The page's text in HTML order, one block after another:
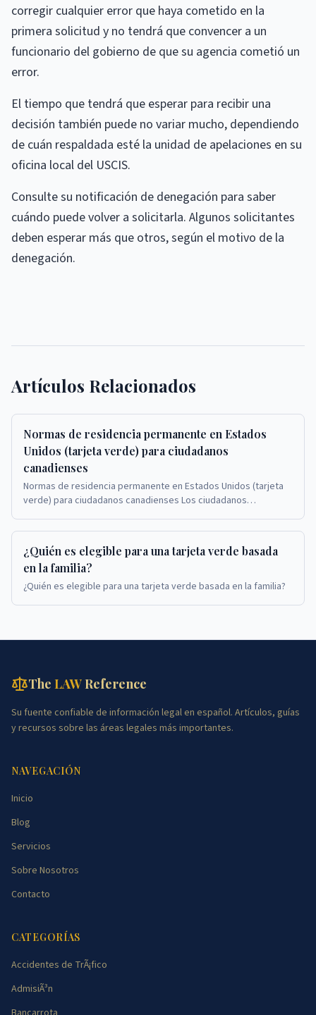
corregir cualquier error que haya cometido en la
primera solicitud y no tendrá que convencer a un
funcionario del gobierno de que su agencia cometió un
error.
El tiempo que tendrá que esperar para recibir una
decisión también puede no variar mucho, dependiendo
de cuán respaldada esté la unidad de apelaciones en su
oficina local del USCIS.
Consulte su notificación de denegación para saber
cuándo puede volver a solicitarla. Algunos solicitantes
deben esperar más que otros, según el motivo de la
denegación.
Artículos Relacionados
Normas de residencia permanente en Estados
Unidos (tarjeta verde) para ciudadanos
canadienses
Normas de residencia permanente en Estados Unidos (tarjeta
verde) para ciudadanos canadienses Los ciudadanos
¿Quién es elegible para una tarjeta verde basada
en la familia?
¿Quién es elegible para una tarjeta verde basada en la familia?
The LAWReference
Su fuente confiable de información legal en español. Artículos, guías
y recursos sobre las áreas legales más importantes.
NAVEGACIÓN
Inicio
Blog
Servicios
Sobre Nosotros
Contacto
CATEGORÍAS
Accidentes de TrÃ¡fico
AdmisiÃ³n